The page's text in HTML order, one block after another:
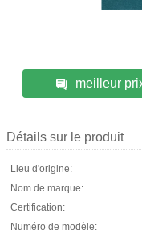
meilleur
Détails sur le produit
Lieu d'origine:
Nom de marque:
Certification:
Numéro de modèle: